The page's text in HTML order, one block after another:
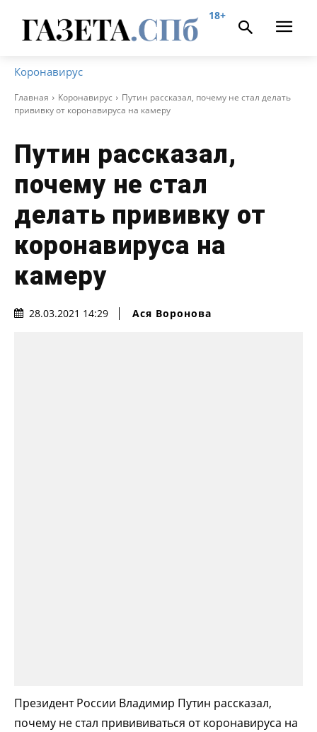
18+
Коронавирус
Главная Коронавирус
Путин рассказал, почему не стал делать
прививку от коронавируса на камеру
Путин рассказал,
почему не стал
делать прививку от
коронавируса на
камеру
28.03.2021 14:29 Ася Воронова
Президент России Владимир Путин рассказал,
почему не стал привививаться от коронавируса на